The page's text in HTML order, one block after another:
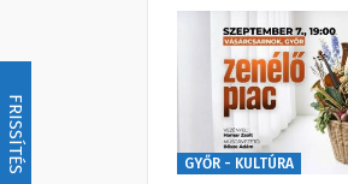
FRISSÍTÉS GYŐR - KULTÚRA